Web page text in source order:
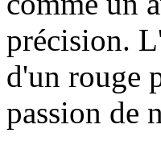
précision.
d'un rouge
passion de